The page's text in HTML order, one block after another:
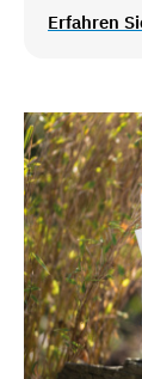
Erfahren